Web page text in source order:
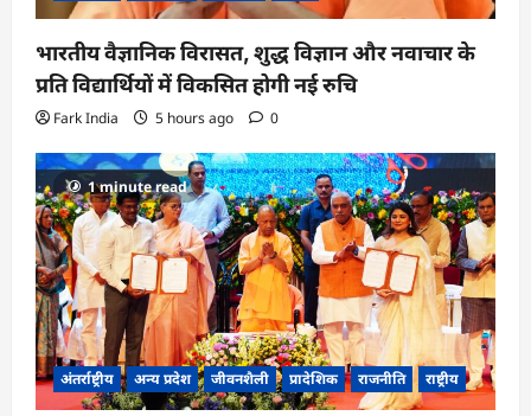
भारतीय वैज्ञानिक विरासत, शुद्ध विज्ञान और नवाचार के
प्रति विद्यार्थियों में विकसित होगी नई रुचि
Fark India 5 hours ago 0
1 minute read
अंतर्राष्ट्रीय अन्य प्रदेश जीवनशैली प्रादेशिक राजनीति राष्ट्रीय